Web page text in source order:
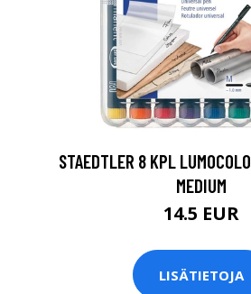
STAEDTLER 8 KPL
MEDIUM
14.5 EUR
LISÄTIETOJA